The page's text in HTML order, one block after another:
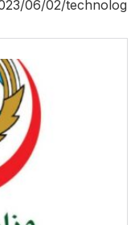
06/02/technolog